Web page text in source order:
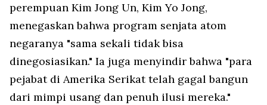
perempuan Kim Jong Un, Kim Yo Jong,
menegaskan bahwa program senjata atom
negaranya "sama sekali tidak bisa
dinegosiasikan." Ia juga menyindir bahwa "para
pejabat di Amerika Serikat telah gagal bangun
dari mimpi usang dan penuh ilusi mereka."